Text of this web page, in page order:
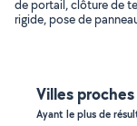
de portail, clôture de
rigide, pose de
Villes proches
Ayant le plus de